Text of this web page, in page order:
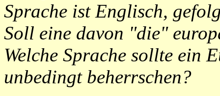
Sprache ist Englisch,
Soll eine davon "die"
Welche Sprache sollte ein
unbedingt beherrschen?